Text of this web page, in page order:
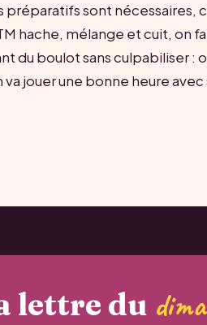
préparatifs sont nécessaires,
hache, mélange et cuit, on
du boulot sans culpabiliser :
jouer une bonne heure avec
lettre du